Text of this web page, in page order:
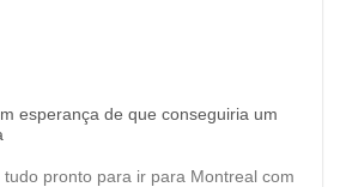
esperança de que conseguiria um
tudo pronto para ir para Montreal com